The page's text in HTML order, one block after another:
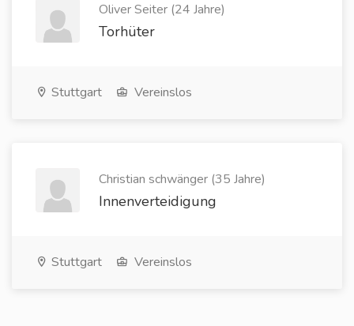
Oliver Seiter (24 Jahre)
Torhüter
Stuttgart Vereinslos
Christian schwänger (35 Jahre)
Innenverteidigung
Stuttgart Vereinslos